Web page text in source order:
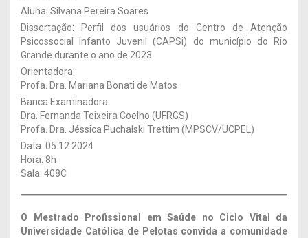
Aluna: Silvana Pereira Soares
Dissertação: Perfil dos usuários do Centro de Atenção
Psicossocial Infanto Juvenil (CAPSi) do município do Rio
Grande durante o ano de 2023
Orientadora:
Profa. Dra. Mariana Bonati de Matos
Banca Examinadora:
Dra. Fernanda Teixeira Coelho (UFRGS)
Profa. Dra. Jéssica Puchalski Trettim (MPSCV/UCPEL)
Data: 05.12.2024
Hora: 8h
Sala: 408C
O Mestrado Profissional em Saúde no Ciclo Vital da
Universidade Católica de Pelotas convida a comunidade